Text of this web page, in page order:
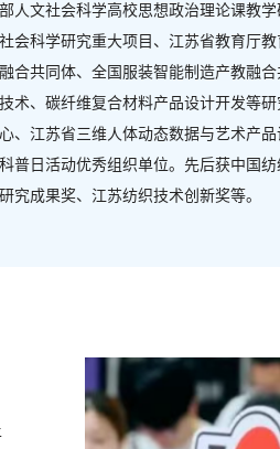
文社会科学高校思想政治理论课教
科学研究重大项目、江苏省教育厅
共同体、全国服装智能制造产教融
、碳纤维复合材料产品设计开发等
江苏省三维人体动态数据与艺术产
日活动优秀组织单位。先后获中国
究成果奖、江苏纺织技术创新奖等。